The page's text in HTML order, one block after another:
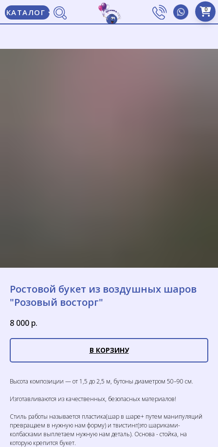
0
КАТАЛОГ
Ростовой букет из воздушных шаров
"Розовый восторг"
8 000 р.
В КОРЗИНУ
Высота композиции — от 1,5 до 2,5 м, бутоны диаметром 50–90 см.
Изготавливаются из качественных, безопасных материалов!
Стиль работы называется пластика(шар в шаре+ путем манипуляций
превращаем в нужную нам форму) и твистинг(это шариками-
колбасками выплетаем нужную нам деталь). Основа - стойка, на
которую крепится букет.